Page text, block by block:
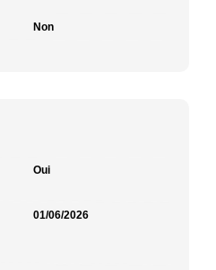
Non
Oui
01/06/2026